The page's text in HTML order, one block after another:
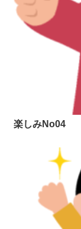
楽しみNo04